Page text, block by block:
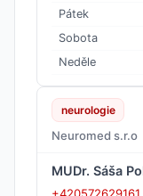
Pátek
Sobota
Neděle
neurologie
Neuromed s.r.o
MUDr. Sáša